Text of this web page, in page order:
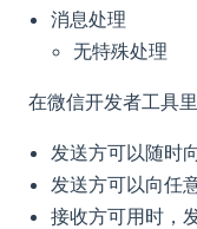
消息处理
无特殊处理
在微信开发者工具
发送方可以随时
发送方可以向任
接收方可用时，